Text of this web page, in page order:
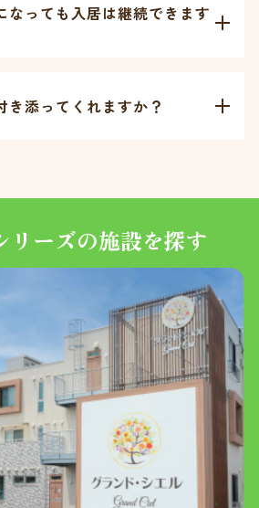
なっても入居は継続できます
き添ってくれますか？
リーズの施設を探す